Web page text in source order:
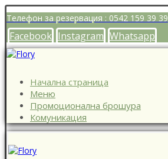
Телефон за резервация : 0542 159 39 39
Facebook Instagram Whatsapp
Начална страница
Меню
Промоционална брошура
Комуникация